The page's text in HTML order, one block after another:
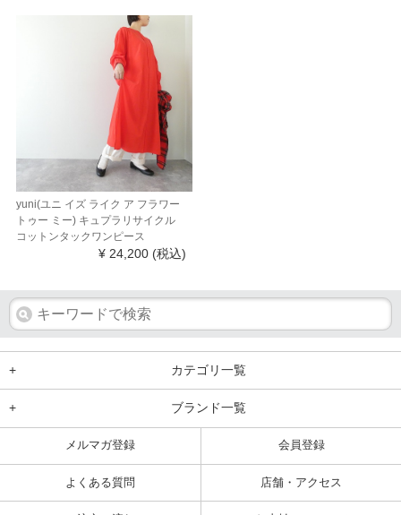
yuni(ユニ イズ ライク ア フラワー
トゥー ミー) キュプラリサイクル
コットンタックワンピース
¥ 24,200 (税込)
+ カテゴリ一覧
+ ブランド一覧
メルマガ登録 会員登録
よくある質問 店舗・アクセス